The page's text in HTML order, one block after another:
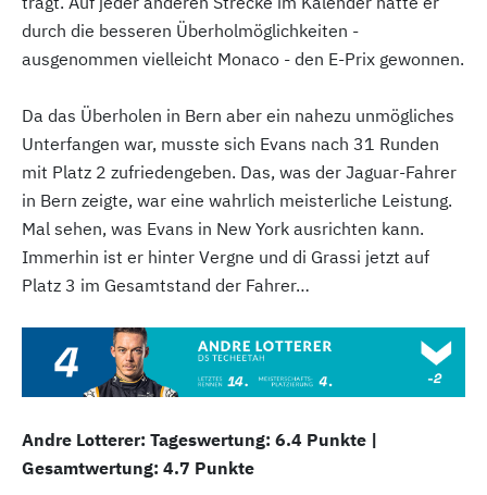
durch die besseren Überholmöglichkeiten -
ausgenommen vielleicht Monaco - den E-Prix gewonnen.
Da das Überholen in Bern aber ein nahezu unmögliches
Unterfangen war, musste sich Evans nach 31 Runden
mit Platz 2 zufriedengeben. Das, was der Jaguar-Fahrer
in Bern zeigte, war eine wahrlich meisterliche Leistung.
Mal sehen, was Evans in New York ausrichten kann.
Immerhin ist er hinter Vergne und di Grassi jetzt auf
Platz 3 im Gesamtstand der Fahrer…
Andre Lotterer: Tageswertung: 6.4 Punkte |
Gesamtwertung: 4.7 Punkte